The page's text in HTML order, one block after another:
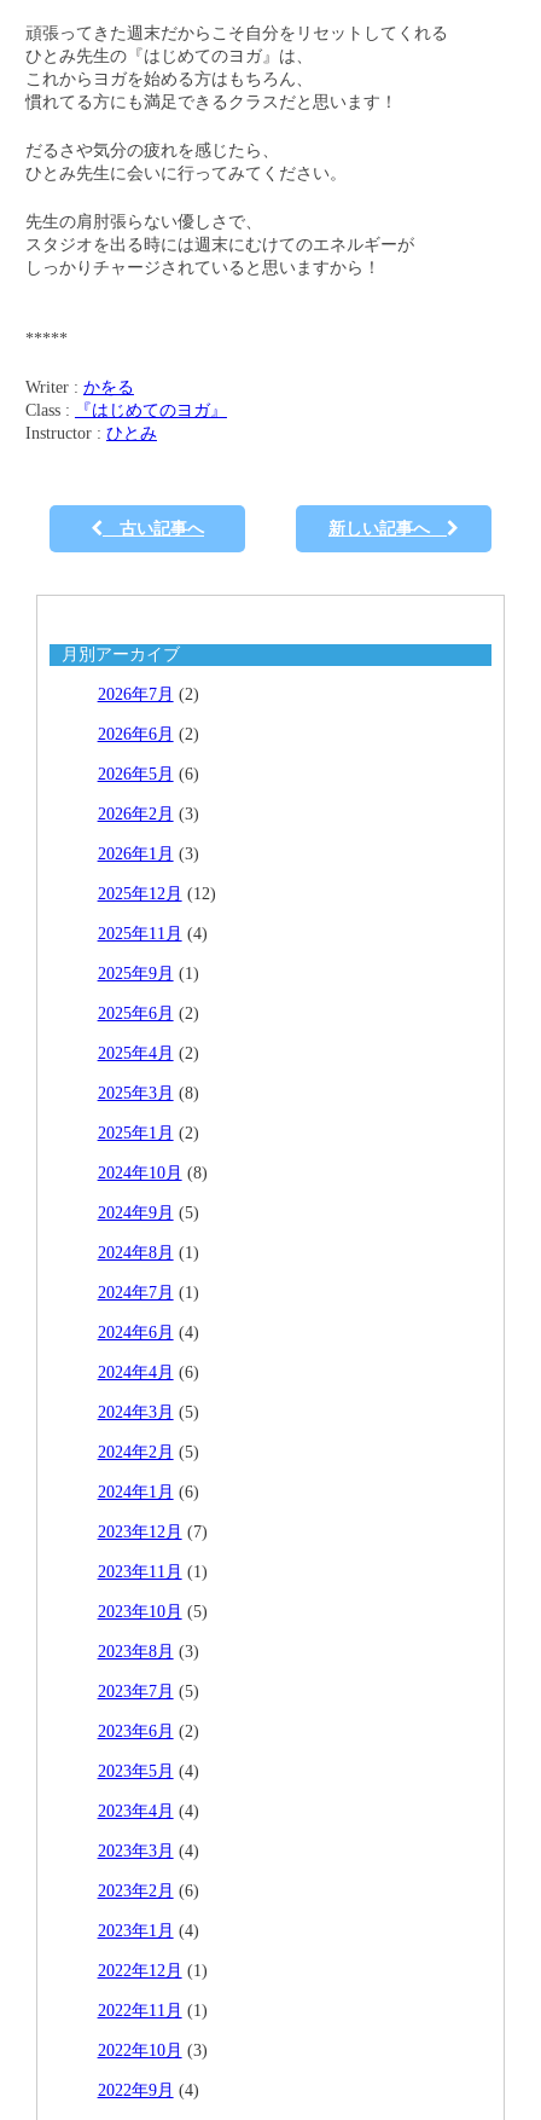
頑張ってきた週末だからこそ自分をリセットしてくれる
ひとみ先生の『はじめてのヨガ』は、
これからヨガを始める方はもちろん、
慣れてる方にも満足できるクラスだと思います！
だるさや気分の疲れを感じたら、
ひとみ先生に会いに行ってみてください。
先生の肩肘張らない優しさで、
スタジオを出る時には週末にむけてのエネルギーが
しっかりチャージされていると思いますから！
*****
Writer : かをる
Class :
『はじめてのヨガ』
Instructor : ひとみ
古い記事へ 新しい記事へ
月別アーカイブ
2026年7月 (2)
2026年6月 (2)
2026年5月 (6)
2026年2月 (3)
2026年1月 (3)
2025年12月 (12)
2025年11月 (4)
2025年9月 (1)
2025年6月 (2)
2025年4月 (2)
2025年3月 (8)
2025年1月 (2)
2024年10月 (8)
2024年9月 (5)
2024年8月 (1)
2024年7月 (1)
2024年6月 (4)
2024年4月 (6)
2024年3月 (5)
2024年2月 (5)
2024年1月 (6)
2023年12月 (7)
2023年11月 (1)
2023年10月 (5)
2023年8月 (3)
2023年7月 (5)
2023年6月 (2)
2023年5月 (4)
2023年4月 (4)
2023年3月 (4)
2023年2月 (6)
2023年1月 (4)
2022年12月 (1)
2022年11月 (1)
2022年10月 (3)
2022年9月 (4)